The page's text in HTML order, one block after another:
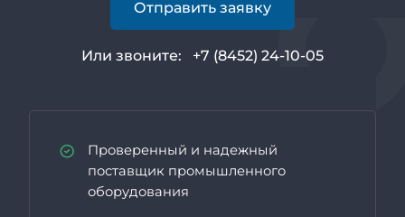
Отправить заявку
Или звоните: +7 (8452) 24-10-05
Проверенный и надежный
поставщик промышленного
оборудования